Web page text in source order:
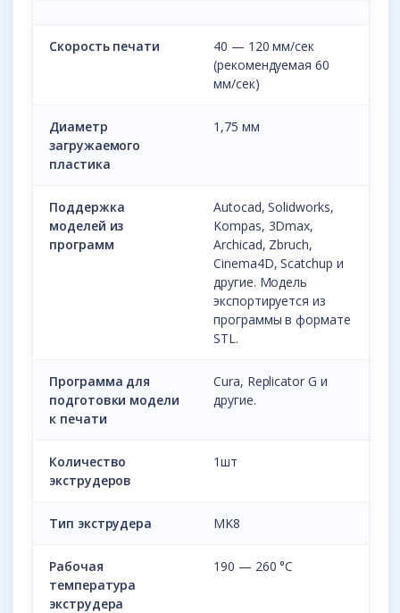
Скорость печати
40 — 120 мм/сек
(рекомендуемая 60
мм/сек)
Диаметр
загружаемого
пластика
1,75 мм
Поддержка
моделей из
программ
Autocad, Solidworks,
Kompas, 3Dmax,
Archicad, Zbruch,
Cinema4D, Scatchup и
другие. Модель
экспортируется из
программы в формате
STL.
Программа для
подготовки модели
к печати
Cura, Replicator G и
другие.
Количество
экструдеров
1шт
Тип экструдера MK8
Рабочая
температура
экструдера
190 — 260 °С